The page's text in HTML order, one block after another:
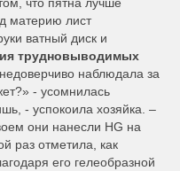
материю лист
ватный диск и
трудновыводимых
наблюдала за
- усомнилась
- успокоила хозяйка. –
они нанесли HG на
раз отметила, как
его гелеобразной